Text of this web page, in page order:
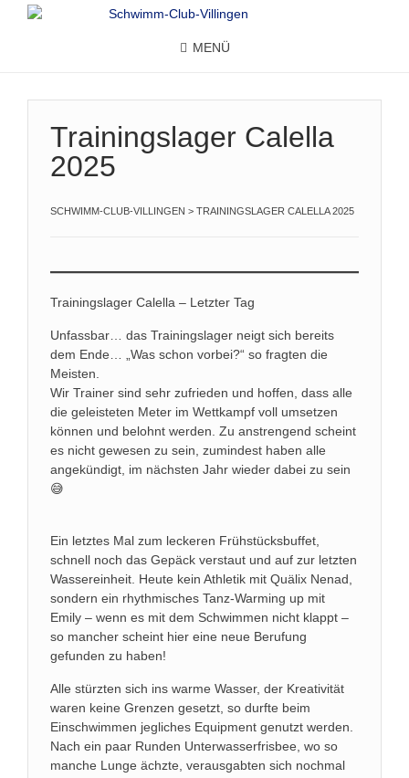
MENÜ
Trainingslager Calella
2025
SCHWIMM-CLUB-VILLINGEN > TRAININGSLAGER CALELLA 2025
Trainingslager Calella – Letzter Tag
Unfassbar… das Trainingslager neigt sich bereits
dem Ende… „Was schon vorbei?“ so fragten die
Meisten.
Wir Trainer sind sehr zufrieden und hoffen, dass alle
die geleisteten Meter im Wettkampf voll umsetzen
können und belohnt werden. Zu anstrengend scheint
es nicht gewesen zu sein, zumindest haben alle
angekündigt, im nächsten Jahr wieder dabei zu sein
😅
Ein letztes Mal zum leckeren Frühstücksbuffet,
schnell noch das Gepäck verstaut und auf zur letzten
Wassereinheit. Heute kein Athletik mit Quälix Nenad,
sondern ein rhythmisches Tanz-Warming up mit
Emily – wenn es mit dem Schwimmen nicht klappt –
so mancher scheint hier eine neue Berufung
gefunden zu haben!
Alle stürzten sich ins warme Wasser, der Kreativität
waren keine Grenzen gesetzt, so durfte beim
Einschwimmen jegliches Equipment genutzt werden.
Nach ein paar Runden Unterwasserfrisbee, wo so
manche Lunge ächzte, verausgabten sich nochmal